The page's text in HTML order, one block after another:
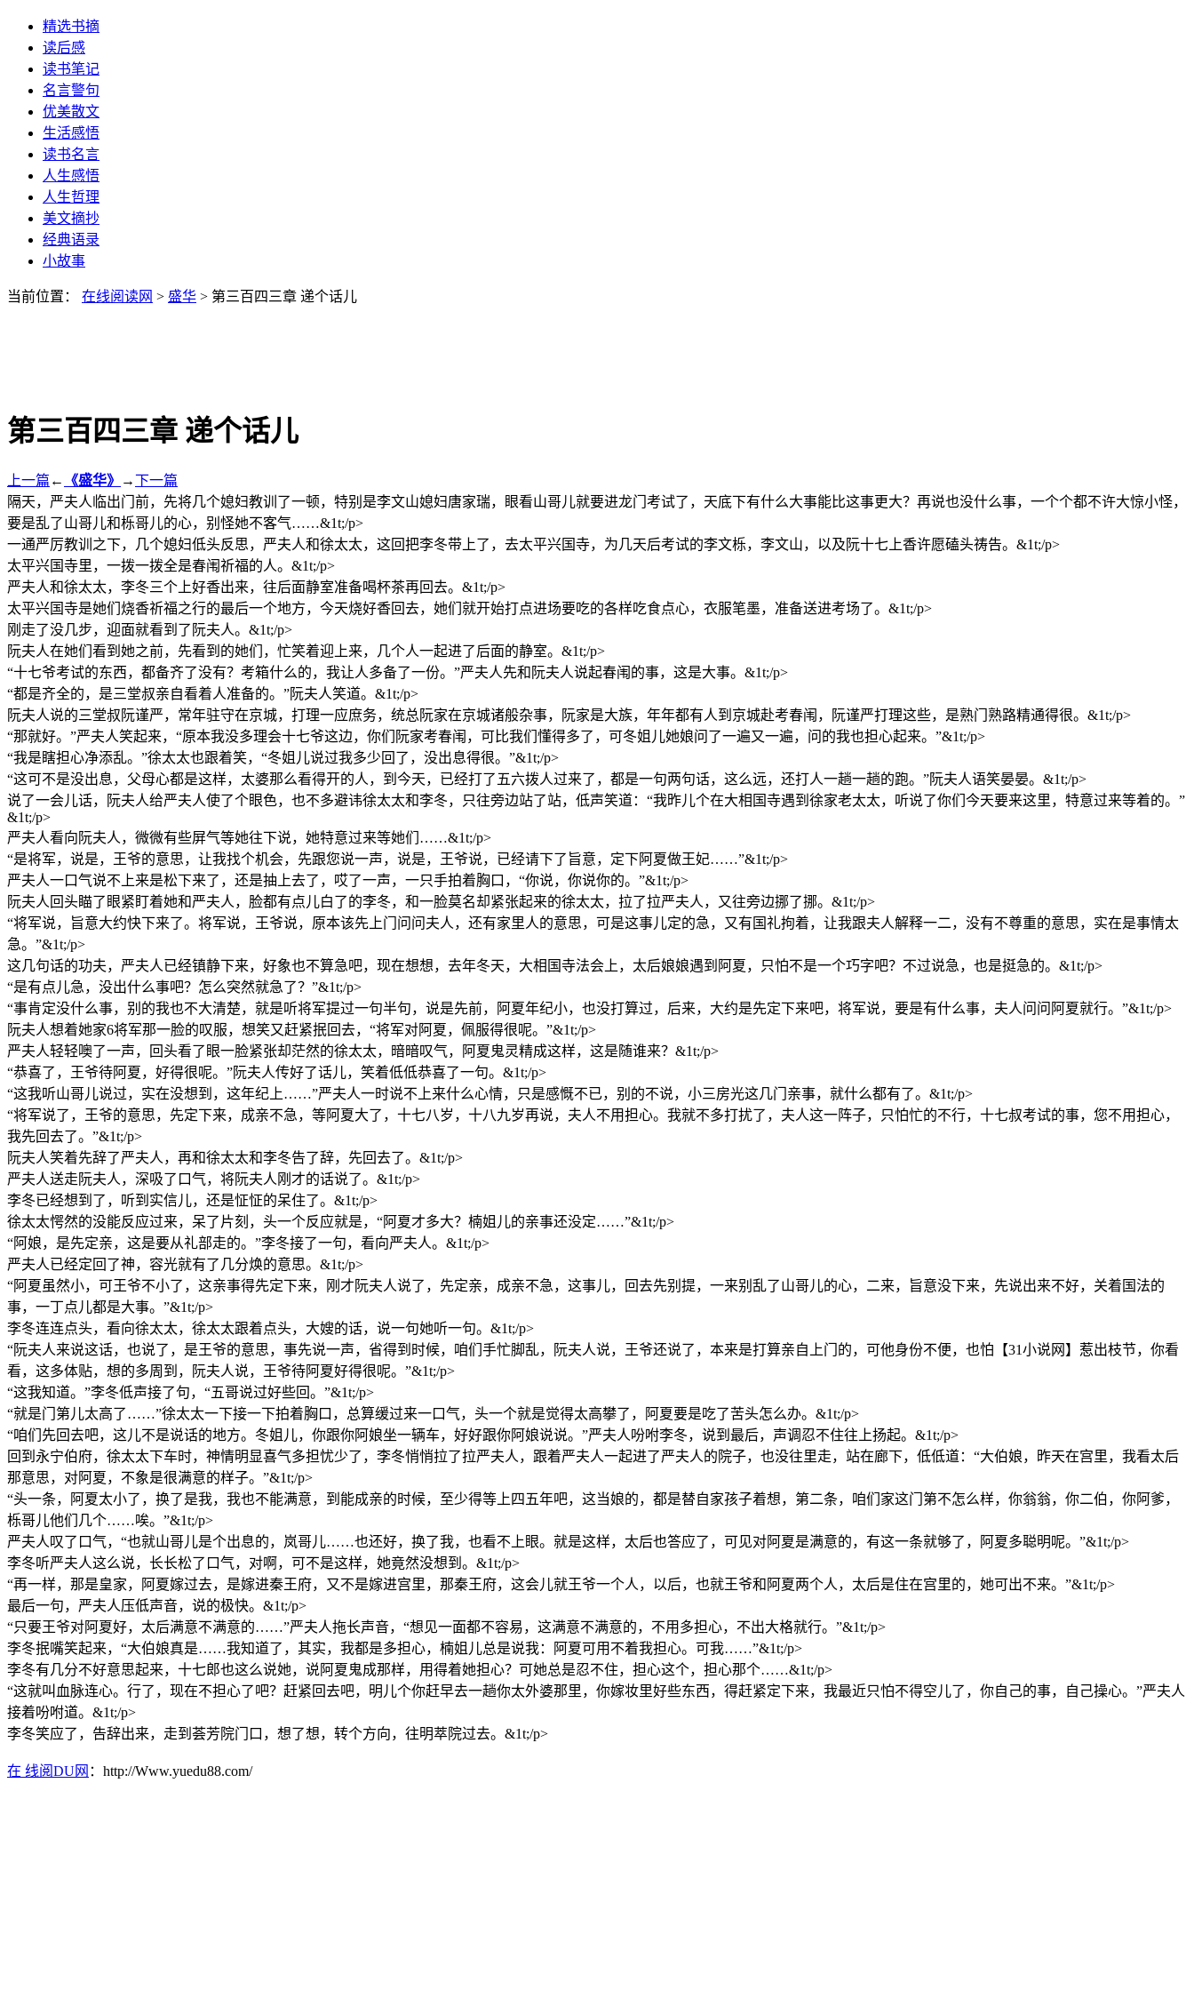
精选书摘
读后感
读书笔记
名言警句
优美散文
生活感悟
读书名言
人生感悟
人生哲理
美文摘抄
经典语录
小故事
当前位置： 在线阅读网 > 盛华 > 第三百四三章 递个话儿
第三百四三章 递个话儿
上一篇 ← 《盛华》 →下一篇
隔天，严夫人临出门前，先将几个媳妇教训了一顿，特别是李文山媳妇唐家瑞，眼看山哥儿就要进龙门考试了，天底下有什么大事能比这事更大？再说也没什么事，一个个都不许大惊小怪，
要是乱了山哥儿和栎哥儿的心，别怪她不客气……&1t;/p>
一通严厉教训之下，几个媳妇低头反思，严夫人和徐太太，这回把李冬带上了，去太平兴国寺，为几天后考试的李文栎，李文山，以及阮十七上香许愿磕头祷告。&1t;/p>
太平兴国寺里，一拨一拨全是春闱祈福的人。&1t;/p>
严夫人和徐太太，李冬三个上好香出来，往后面静室准备喝杯茶再回去。&1t;/p>
太平兴国寺是她们烧香祈福之行的最后一个地方，今天烧好香回去，她们就开始打点进场要吃的各样吃食点心，衣服笔墨，准备送进考场了。&1t;/p>
刚走了没几步，迎面就看到了阮夫人。&1t;/p>
阮夫人在她们看到她之前，先看到的她们，忙笑着迎上来，几个人一起进了后面的静室。&1t;/p>
“十七爷考试的东西，都备齐了没有？考箱什么的，我让人多备了一份。”严夫人先和阮夫人说起春闱的事，这是大事。&1t;/p>
“都是齐全的，是三堂叔亲自看着人准备的。”阮夫人笑道。&1t;/p>
阮夫人说的三堂叔阮谨严，常年驻守在京城，打理一应庶务，统总阮家在京城诸般杂事，阮家是大族，年年都有人到京城赴考春闱，阮谨严打理这些，是熟门熟路精通得很。&1t;/p>
“那就好。”严夫人笑起来，“原本我没多理会十七爷这边，你们阮家考春闱，可比我们懂得多了，可冬姐儿她娘问了一遍又一遍，问的我也担心起来。”&1t;/p>
“我是瞎担心净添乱。”徐太太也跟着笑，“冬姐儿说过我多少回了，没出息得很。”&1t;/p>
“这可不是没出息，父母心都是这样，太婆那么看得开的人，到今天，已经打了五六拨人过来了，都是一句两句话，这么远，还打人一趟一趟的跑。”阮夫人语笑晏晏。&1t;/p>
说了一会儿话，阮夫人给严夫人使了个眼色，也不多避讳徐太太和李冬，只往旁边站了站，低声笑道：“我昨儿个在大相国寺遇到徐家老太太，听说了你们今天要来这里，特意过来等着的。”
&1t;/p>
严夫人看向阮夫人，微微有些屏气等她往下说，她特意过来等她们……&1t;/p>
“是将军，说是，王爷的意思，让我找个机会，先跟您说一声，说是，王爷说，已经请下了旨意，定下阿夏做王妃……”&1t;/p>
严夫人一口气说不上来是松下来了，还是抽上去了，哎了一声，一只手拍着胸口，“你说，你说你的。”&1t;/p>
阮夫人回头瞄了眼紧盯着她和严夫人，脸都有点儿白了的李冬，和一脸莫名却紧张起来的徐太太，拉了拉严夫人，又往旁边挪了挪。&1t;/p>
“将军说，旨意大约快下来了。将军说，王爷说，原本该先上门问问夫人，还有家里人的意思，可是这事儿定的急，又有国礼拘着，让我跟夫人解释一二，没有不尊重的意思，实在是事情太
急。”&1t;/p>
这几句话的功夫，严夫人已经镇静下来，好象也不算急吧，现在想想，去年冬天，大相国寺法会上，太后娘娘遇到阿夏，只怕不是一个巧字吧？不过说急，也是挺急的。&1t;/p>
“是有点儿急，没出什么事吧？怎么突然就急了？”&1t;/p>
“事肯定没什么事，别的我也不大清楚，就是听将军提过一句半句，说是先前，阿夏年纪小，也没打算过，后来，大约是先定下来吧，将军说，要是有什么事，夫人问问阿夏就行。”&1t;/p>
阮夫人想着她家6将军那一脸的叹服，想笑又赶紧抿回去，“将军对阿夏，佩服得很呢。”&1t;/p>
严夫人轻轻噢了一声，回头看了眼一脸紧张却茫然的徐太太，暗暗叹气，阿夏鬼灵精成这样，这是随谁来？&1t;/p>
“恭喜了，王爷待阿夏，好得很呢。”阮夫人传好了话儿，笑着低低恭喜了一句。&1t;/p>
“这我听山哥儿说过，实在没想到，这年纪上……”严夫人一时说不上来什么心情，只是感慨不已，别的不说，小三房光这几门亲事，就什么都有了。&1t;/p>
“将军说了，王爷的意思，先定下来，成亲不急，等阿夏大了，十七八岁，十八九岁再说，夫人不用担心。我就不多打扰了，夫人这一阵子，只怕忙的不行，十七叔考试的事，您不用担心，
我先回去了。”&1t;/p>
阮夫人笑着先辞了严夫人，再和徐太太和李冬告了辞，先回去了。&1t;/p>
严夫人送走阮夫人，深吸了口气，将阮夫人刚才的话说了。&1t;/p>
李冬已经想到了，听到实信儿，还是怔怔的呆住了。&1t;/p>
徐太太愕然的没能反应过来，呆了片刻，头一个反应就是，“阿夏才多大？楠姐儿的亲事还没定……”&1t;/p>
“阿娘，是先定亲，这是要从礼部走的。”李冬接了一句，看向严夫人。&1t;/p>
严夫人已经定回了神，容光就有了几分焕的意思。&1t;/p>
“阿夏虽然小，可王爷不小了，这亲事得先定下来，刚才阮夫人说了，先定亲，成亲不急，这事儿，回去先别提，一来别乱了山哥儿的心，二来，旨意没下来，先说出来不好，关着国法的
事，一丁点儿都是大事。”&1t;/p>
李冬连连点头，看向徐太太，徐太太跟着点头，大嫂的话，说一句她听一句。&1t;/p>
“阮夫人来说这话，也说了，是王爷的意思，事先说一声，省得到时候，咱们手忙脚乱，阮夫人说，王爷还说了，本来是打算亲自上门的，可他身份不便，也怕【31小说网】惹出枝节，你看
看，这多体贴，想的多周到，阮夫人说，王爷待阿夏好得很呢。”&1t;/p>
“这我知道。”李冬低声接了句，“五哥说过好些回。”&1t;/p>
“就是门第儿太高了……”徐太太一下接一下拍着胸口，总算缓过来一口气，头一个就是觉得太高攀了，阿夏要是吃了苦头怎么办。&1t;/p>
“咱们先回去吧，这儿不是说话的地方。冬姐儿，你跟你阿娘坐一辆车，好好跟你阿娘说说。”严夫人吩咐李冬，说到最后，声调忍不住往上扬起。&1t;/p>
回到永宁伯府，徐太太下车时，神情明显喜气多担忧少了，李冬悄悄拉了拉严夫人，跟着严夫人一起进了严夫人的院子，也没往里走，站在廊下，低低道：“大伯娘，昨天在宫里，我看太后
那意思，对阿夏，不象是很满意的样子。”&1t;/p>
“头一条，阿夏太小了，换了是我，我也不能满意，到能成亲的时候，至少得等上四五年吧，这当娘的，都是替自家孩子着想，第二条，咱们家这门第不怎么样，你翁翁，你二伯，你阿爹，
栎哥儿他们几个……唉。”&1t;/p>
严夫人叹了口气，“也就山哥儿是个出息的，岚哥儿……也还好，换了我，也看不上眼。就是这样，太后也答应了，可见对阿夏是满意的，有这一条就够了，阿夏多聪明呢。”&1t;/p>
李冬听严夫人这么说，长长松了口气，对啊，可不是这样，她竟然没想到。&1t;/p>
“再一样，那是皇家，阿夏嫁过去，是嫁进秦王府，又不是嫁进宫里，那秦王府，这会儿就王爷一个人，以后，也就王爷和阿夏两个人，太后是住在宫里的，她可出不来。”&1t;/p>
最后一句，严夫人压低声音，说的极快。&1t;/p>
“只要王爷对阿夏好，太后满意不满意的……”严夫人拖长声音，“想见一面都不容易，这满意不满意的，不用多担心，不出大格就行。”&1t;/p>
李冬抿嘴笑起来，“大伯娘真是……我知道了，其实，我都是多担心，楠姐儿总是说我：阿夏可用不着我担心。可我……”&1t;/p>
李冬有几分不好意思起来，十七郎也这么说她，说阿夏鬼成那样，用得着她担心？可她总是忍不住，担心这个，担心那个……&1t;/p>
“这就叫血脉连心。行了，现在不担心了吧？赶紧回去吧，明儿个你赶早去一趟你太外婆那里，你嫁妆里好些东西，得赶紧定下来，我最近只怕不得空儿了，你自己的事，自己操心。”严夫人
接着吩咐道。&1t;/p>
李冬笑应了，告辞出来，走到荟芳院门口，想了想，转个方向，往明萃院过去。&1t;/p>
在 线阅DU网 ：http://Www.yuedu88.com/